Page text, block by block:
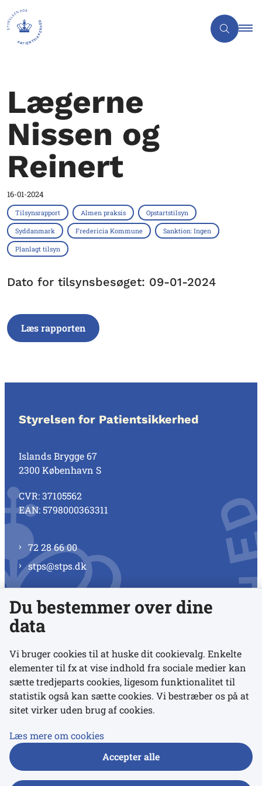
Lægerne
Nissen og
Reinert
16-01-2024
Tilsynsrapport Almen praksis Opstartstilsyn
Syddanmark Fredericia Kommune Sanktion: Ingen
Planlagt tilsyn
Dato for tilsynsbesøget: 09-01-2024
Læs rapporten
Styrelsen for Patientsikkerhed
Islands Brygge 67
2300 København S
CVR: 37105562
EAN: 5798000363311
72 28 66 00
stps@stps.dk
Se alle kontaktnumre
Links
Udgivelser
Du bestemmer over dine
data
Vi bruger cookies til at huske dit cookievalg. Enkelte
elementer til fx at vise indhold fra sociale medier kan
sætte tredjeparts cookies, ligesom funktionalitet til
statistik også kan sætte cookies. Vi bestræber os på at
sitet virker uden brug af cookies.
Læs mere om cookies
Accepter alle